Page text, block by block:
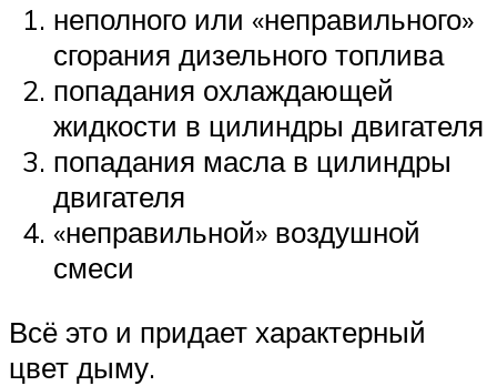
неполного или «неправильного»
сгорания дизельного топлива
попадания охлаждающей
жидкости в цилиндры двигателя
попадания масла в цилиндры
двигателя
«неправильной» воздушной
смеси
Всё это и придает характерный
цвет дыму.